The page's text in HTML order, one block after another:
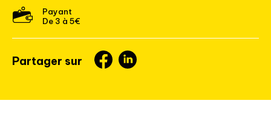
Payant
De 3 à 5€
Partager sur